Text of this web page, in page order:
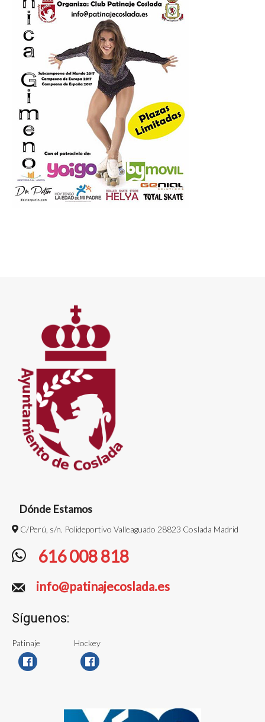
Dónde Estamos
C/Perú, s/n. Polideportivo Valleaguado 28823 Coslada Madrid
616 008 818
info@patinajecoslada.es
Síguenos:
Patinaje Hockey